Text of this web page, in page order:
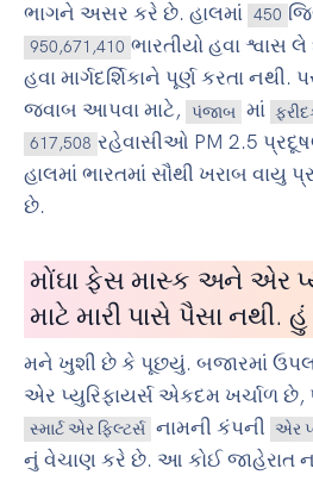
ભાગને અસર કરે છે. હાલમાં 450
950,671,410 ભારતીયો હવા શ્વાસ
હવા માર્ગદર્શિકાને પૂર્ણ કરતા નથી.
જવાબ આપવા માટે,
પંજાબ માં
617,508 રહેવાસીઓ PM 2.5
હાલમાં ભારતમાં સૌથી ખરાબ વાયુ
છે.
મોંઘા ફેસ માસ્ક અને એર
માટે મારી પાસે પૈસા નથી.
મને ખુશી છે કે પૂછયું. બજારમાં
એર પ્યુરિફાયર્સ એકદમ ખર્ચાળ
સ્માર્ટ એર ફિલ્ટર્સ નામની કંપની એર
નું વેચાણ કરે છે. આ કોઈ જાહેરાત